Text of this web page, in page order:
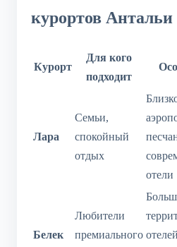
курортов Антальи
Курорт
Для кого
подходит
Лара
Семьи,
спокойный
отдых
отели
Белек
Любители
премиального